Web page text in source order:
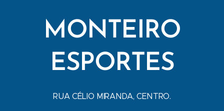
MONTEIRO
ESPORTES
RUA CÉLIO MIRANDA, CENTRO.